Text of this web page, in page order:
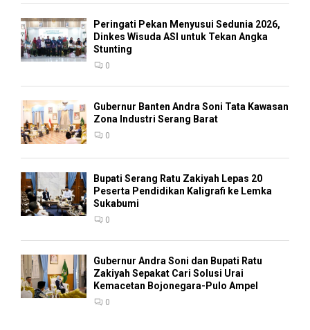
Peringati Pekan Menyusui Sedunia 2026,
Dinkes Wisuda ASI untuk Tekan Angka
Stunting
0
Gubernur Banten Andra Soni Tata Kawasan
Zona Industri Serang Barat
0
Bupati Serang Ratu Zakiyah Lepas 20
Peserta Pendidikan Kaligrafi ke Lemka
Sukabumi
0
Gubernur Andra Soni dan Bupati Ratu
Zakiyah Sepakat Cari Solusi Urai
Kemacetan Bojonegara-Pulo Ampel
0